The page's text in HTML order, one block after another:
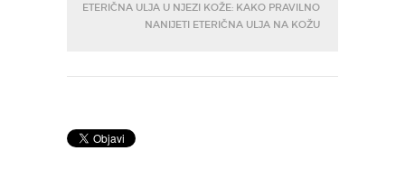
ETERIČNA ULJA U NJEZI KOŽE: KAKO PRAVILNO
NANIJETI ETERIČNA ULJA NA KOŽU